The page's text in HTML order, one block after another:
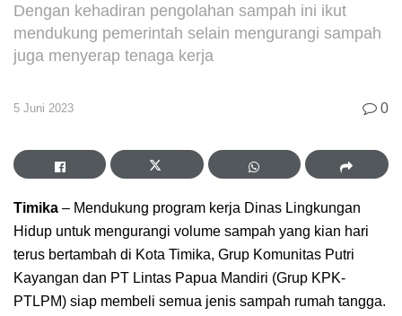
Dengan kehadiran pengolahan sampah ini ikut
mendukung pemerintah selain mengurangi sampah
juga menyerap tenaga kerja
5 Juni 2023 0
Timika – Mendukung program kerja Dinas Lingkungan
Hidup untuk mengurangi volume sampah yang kian hari
terus bertambah di Kota Timika, Grup Komunitas Putri
Kayangan dan PT Lintas Papua Mandiri (Grup KPK-
PTLPM) siap membeli semua jenis sampah rumah tangga.